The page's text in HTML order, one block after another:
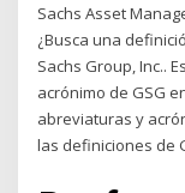
Sachs Asset
¿Busca una
Sachs Group, Inc..
acrónimo de GSG
abreviaturas y
las definiciones de